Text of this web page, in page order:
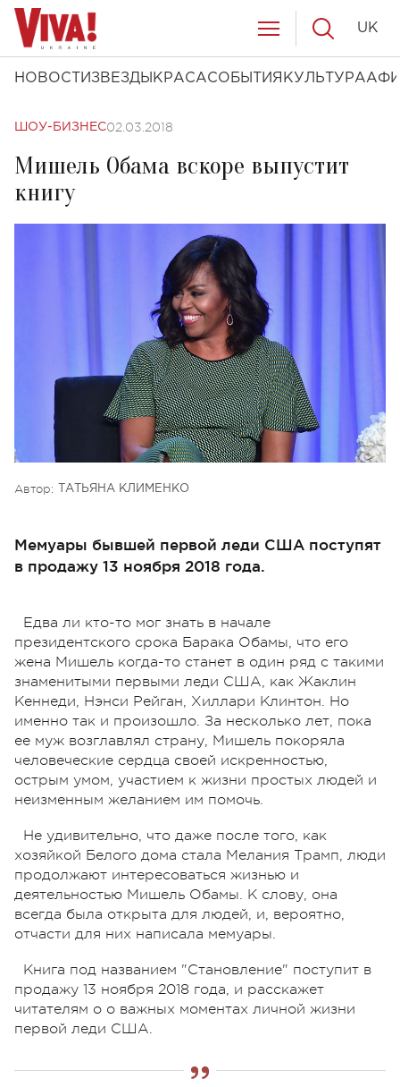
НОВОСТИ ЗВЕЗДЫ КРАСАСОБЫТИЯ КУЛЬТУРА
UK
ШОУ-БИЗНЕС02.03.2018
Мишель Обама вскоре выпустит
книгу
Автор: ТАТЬЯНА КЛИМЕНКО
Мемуары бывшей первой леди США поступят
в продажу 13 ноября 2018 года.
Едва ли кто-то мог знать в начале
президентского срока Барака Обамы, что его
жена Мишель когда-то станет в один ряд с такими
знаменитыми первыми леди США, как Жаклин
Кеннеди, Нэнси Рейган, Хиллари Клинтон. Но
именно так и произошло. За несколько лет, пока
ее муж возглавлял страну, Мишель покоряла
человеческие сердца своей искренностью,
острым умом, участием к жизни простых людей и
неизменным желанием им помочь.
Не удивительно, что даже после того, как
хозяйкой Белого дома стала Мелания Трамп, люди
продолжают интересоваться жизнью и
деятельностью Мишель Обамы. К слову, она
всегда была открыта для людей, и, вероятно,
отчасти для них написала мемуары.
Книга под названием "Становление" поступит в
продажу 13 ноября 2018 года, и расскажет
читателям о о важных моментах личной жизни
первой леди США.